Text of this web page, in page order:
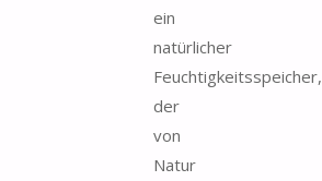
ein
natürlicher
Feuchtigkeitsspeicher,
der
von
Natur